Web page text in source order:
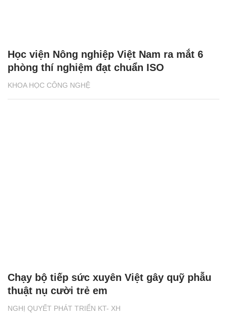
KHOA HỌC CÔNG NGHỆ
Học viện Nông nghiệp Việt Nam ra mắt 6
phòng thí nghiệm đạt chuẩn ISO
NGHỊ QUYẾT PHÁT TRIỂN KT- XH
Chạy bộ tiếp sức xuyên Việt gây quỹ phẫu
thuật nụ cười trẻ em